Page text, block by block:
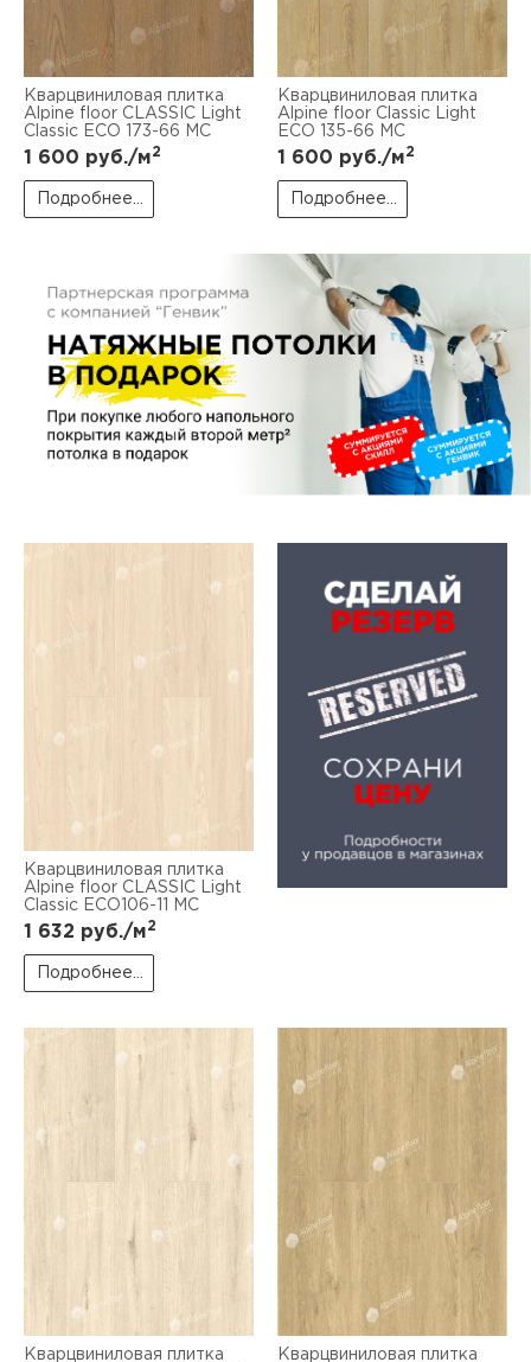
Кварцвиниловая плитка
Alpine floor CLASSIC Light
Classic ECO 173-66 MC
1 600 руб./м2
Подробнее...
Кварцвиниловая плитка
Alpine floor Classic Light
ECO 135-66 MC
1 600 руб./м2
Подробнее...
Кварцвиниловая плитка
Alpine floor CLASSIC Light
Classic ЕСО106-11 MC
1 632 руб./м2
Подробнее...
Кварцвиниловая плитка
Кварцвиниловая плитка